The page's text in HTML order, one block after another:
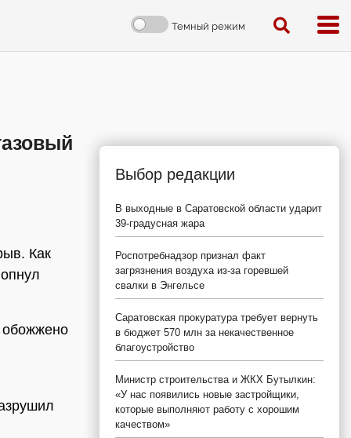
Темный режим
Как
обожжено
Выбор редакции
В выходные в Саратовской области ударит
39-градусная жара
Роспотребнадзор признал факт
загрязнения воздуха из-за горевшей
свалки в Энгельсе
Саратовская прокуратура требует вернуть
в бюджет 570 млн за некачественное
благоустройство
Министр строительства и ЖКХ Бутылкин:
«У нас появились новые застройщики,
которые выполняют работу с хорошим
качеством»